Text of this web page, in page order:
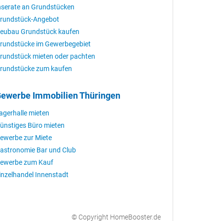
an Grundstücken
Angebot
Grundstück kaufen
im Gewerbegebiet
mieten oder pachten
zum kaufen
Immobilien Thüringen
mieten
Büro mieten
zur Miete
Bar und Club
zum Kauf
Innenstadt
© Copyright HomeBooster.de